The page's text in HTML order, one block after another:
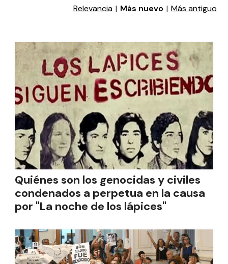
Relevancia | Más nuevo | Más antiguo
Quiénes son los genocidas y civiles
condenados a perpetua en la causa
por "La noche de los lápices"